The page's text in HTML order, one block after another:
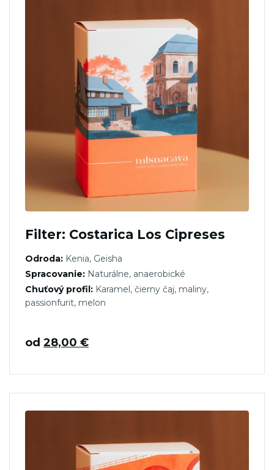
Filter: Costarica Los Cipreses
Odroda: Kenia, Geisha
Spracovanie: Naturálne, anaerobické
Chuťový profil: Karamel, čierny čaj, maliny,
passionfurit, melon
od 28,00 €